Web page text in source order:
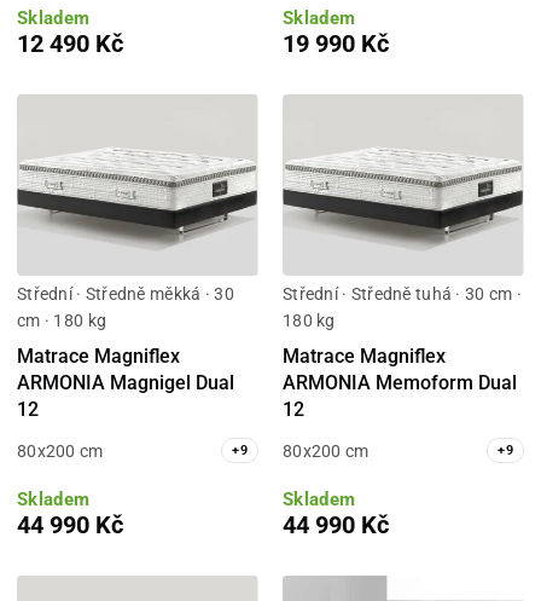
Skladem
12 490 Kč
Skladem
19 990 Kč
Střední · Středně měkká · 30
cm · 180 kg
Matrace Magniflex
ARMONIA Magnigel Dual
12
80x200 cm +9
Skladem
44 990 Kč
Střední · Středně tuhá · 30 cm ·
180 kg
Matrace Magniflex
ARMONIA Memoform Dual
12
80x200 cm +9
Skladem
44 990 Kč